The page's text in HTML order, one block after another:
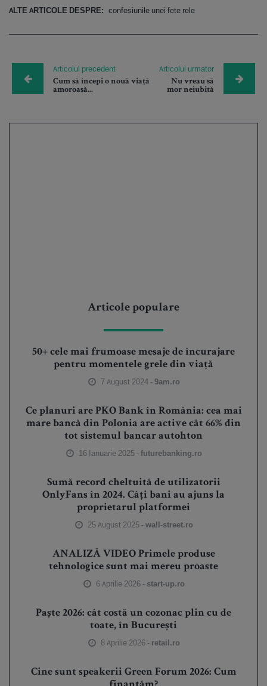
ALTE ARTICOLE DESPRE: confesiunile unei fete rele
Articolul precedent
Cum să începi o nouă viață
amoroasă...
Articolul urmator
Nu vreau să
mor neiubită
Articole populare
50+ cele mai frumoase mesaje de încurajare
pentru momentele grele din viață
7 August 2024 -9am.ro
Ce planuri are PKO Bank în România: cea mai
mare bancă din Polonia are active cât 66% din
tot sistemul bancar autohton
16 Ianuarie 2025 -futurebanking.ro
Sumă record cheltuită de utilizatorii
OnlyFans în 2024. Câți bani au ajuns la
proprietarul platformei
25 August 2025 -wall-street.ro
ANALIZĂ VIDEO Primele produse
tehnologice sunt mai mereu proaste
6 Aprilie 2026 - start-up.ro
Paște 2026: cât costă un cozonac plin cu de
toate, în București
8 Aprilie 2026 - retail.ro
Cine sunt speakerii Green Forum 2026: Cum